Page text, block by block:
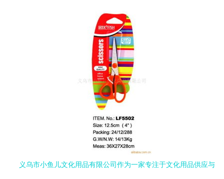
义乌市小鱼儿文化用品有限公司作为一家专注于文化用品供应与